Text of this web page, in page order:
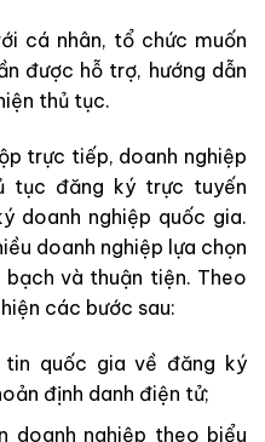
cá nhân, tổ chức muốn
được hỗ trợ, hướng dẫn
thủ tục.
trực tiếp, doanh nghiệp
tục đăng ký trực tuyến
doanh nghiệp quốc gia.
doanh nghiệp lựa chọn
bạch và thuận tiện. Theo
các bước sau:
quốc gia về đăng ký
định danh điện tử;
doanh nghiệp theo biểu